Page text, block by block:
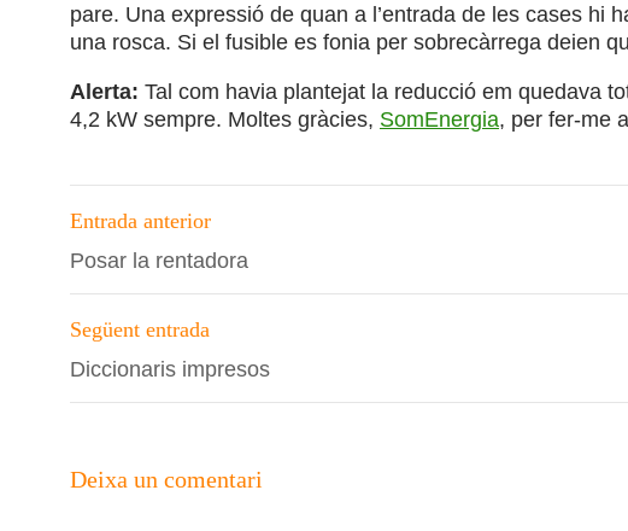
pare. Una expressió de quan a l’entrada de les cases hi
una rosca. Si el fusible es fonia per sobrecàrrega deien
Alerta: Tal com havia plantejat la reducció em quedava
4,2 kW sempre. Moltes gràcies, SomEnergia, per fer-me
Navegació
per
les
entrades
Entrada anterior
Posar la rentadora
Següent entrada
Diccionaris impresos
Deixa un comentari